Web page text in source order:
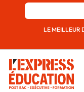
LE MEILLEUR